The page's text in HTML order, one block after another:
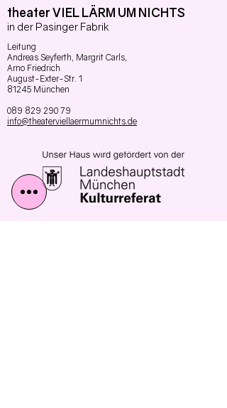
theater VIEL LÄRM UM NICHTS
in der Pasinger Fabrik
Leitung
Andreas Seyferth, Margrit Carls,
Arno Friedrich
August-Exter-Str. 1
81245 München
089 829 290 79
info@theaterviellaermumnichts.de